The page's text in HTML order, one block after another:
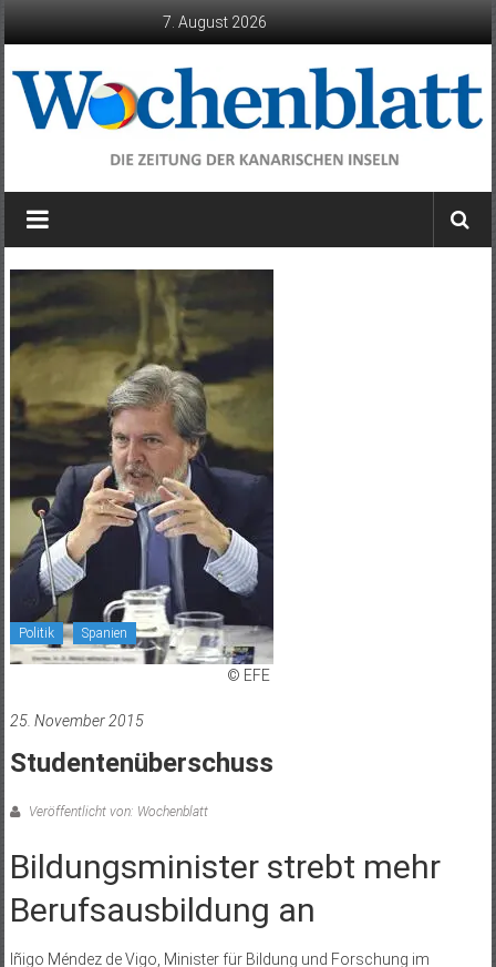
7. August 2026
Wochenblatt
die
Kanarischen
Inseln
Politik Spanien
© EFE
25. November 2015
Studentenüberschuss
Veröffentlicht von: Wochenblatt
Bildungsminister strebt mehr
Berufsausbildung an
Iñigo Méndez de Vigo, Minister für Bildung und Forschung im